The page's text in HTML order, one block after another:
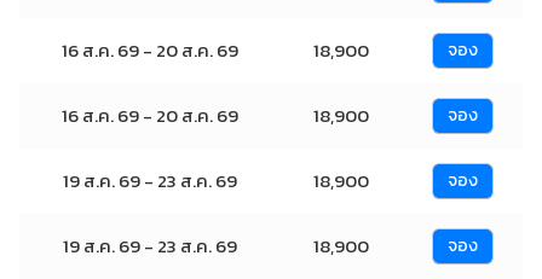
16 ส.ค. 69 - 20 ส.ค. 69 18,900 จอง
16 ส.ค. 69 - 20 ส.ค. 69 18,900 จอง
19 ส.ค. 69 - 23 ส.ค. 69 18,900 จอง
19 ส.ค. 69 - 23 ส.ค. 69 18,900 จอง